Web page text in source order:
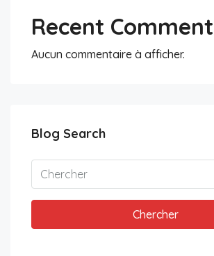
Recent
Aucun commentaire à afficher.
Blog Search
Chercher